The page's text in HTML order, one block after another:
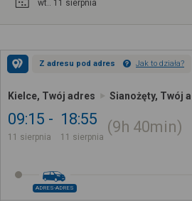
wt.. 11 sierpnia
Z adresu pod adres Jak to działa?
Kielce, Twój adres Sianożęty, Twój
09:15
11 sierpnia
18:55
11 sierpnia
9h 40min
ADRES-ADRES